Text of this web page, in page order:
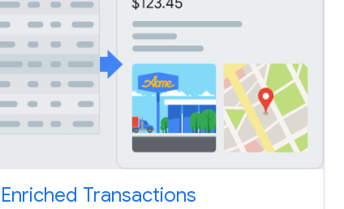
Enriched Transactions